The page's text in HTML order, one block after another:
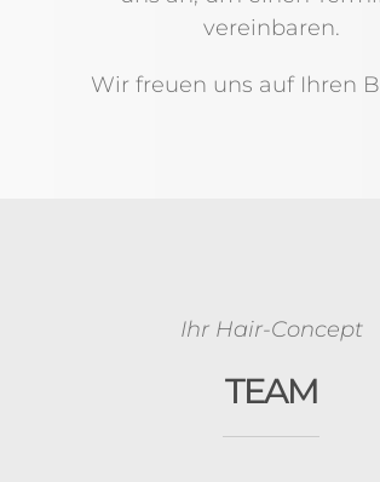
vereinbaren.
Wir freuen uns auf Ihren
Ihr Hair-Concept
TEAM